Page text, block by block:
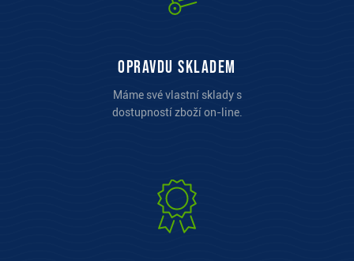
opravdu skladem
Máme své vlastní sklady s
dostupností zboží on-line.